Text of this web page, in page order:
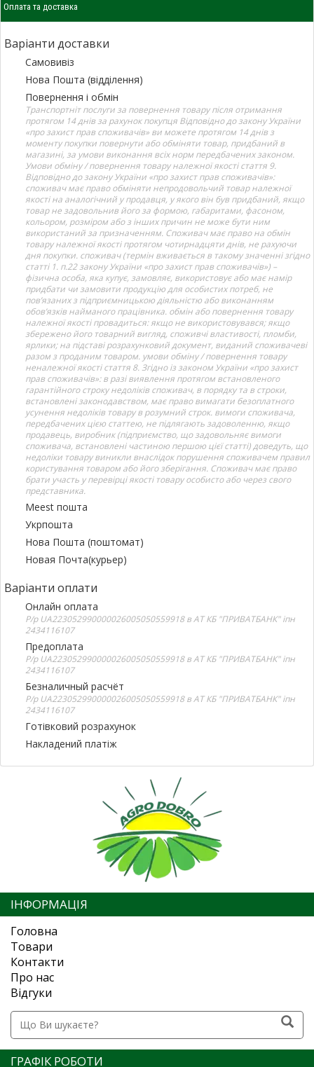
Оплата та доставка
Варіанти доставки
Самовивіз
Нова Пошта (відділення)
Повернення і обмін
Транспортніт послуги за повернення товару після отримання
протягом 14 днів за рахунок покупця Відповідно до закону України
«про захист прав споживачів» ви можете протягом 14 днів з
моменту покупки повернути або обміняти товар, придбаний в
магазині, за умови виконання всіх норм передбачених законом.
Умови обміну / повернення товару належної якості стаття 9.
Відповідно до закону України «про захист прав споживачів»:
споживач має право обміняти непродовольчий товар належної
якості на аналогічний у продавця, у якого він був придбаний, якщо
товар не задовольнив його за формою, габаритами, фасоном,
кольором, розміром або з інших причин не може бути ним
використаний за призначенням. Споживач має право на обмін
товару належної якості протягом чотирнадцяти днів, не рахуючи
дня покупки. споживач (термін вживається в такому значенні згідно
статті 1. п.22 закону України «про захист прав споживачів») –
фізична особа, яка купує, замовляє, використовує або має намір
придбати чи замовити продукцію для особистих потреб, не
пов’язаних з підприємницькою діяльністю або виконанням
обов’язків найманого працівника. обмін або повернення товару
належної якості провадиться: якщо не використовувався; якщо
збережено його товарний вигляд, споживчі властивості, пломби,
ярлики; на підставі розрахунковий документ, виданий споживачеві
разом з проданим товаром. умови обміну / повернення товару
неналежної якості стаття 8. Згідно із законом України «про захист
прав споживачів»: в разі виявлення протягом встановленого
гарантійного строку недоліків споживач, в порядку та в строки,
встановлені законодавством, має право вимагати безоплатного
усунення недоліків товару в розумний строк. вимоги споживача,
передбачених цією статтею, не підлягають задоволенню, якщо
продавець, виробник (підприємство, що задовольняє вимоги
споживача, встановлені частиною першою цієї статті) доведуть, що
недоліки товару виникли внаслідок порушення споживачем правил
користування товаром або його зберігання. Споживач має право
брати участь у перевірці якості товару особисто або через свого
представника.
Meest пошта
Укрпошта
Нова Пошта (поштомат)
Новая Почта(курьер)
Варіанти оплати
Онлайн оплата
Р/р UA223052990000026005050559918 в АТ КБ "ПРИВАТБАНК" іпн
2434116107
Предоплата
Р/р UA223052990000026005050559918 в АТ КБ "ПРИВАТБАНК" іпн
2434116107
Безналичный расчёт
Р/р UA223052990000026005050559918 в АТ КБ "ПРИВАТБАНК" іпн
2434116107
Готівковий розрахунок
Накладений платіж
ІНФОРМАЦІЯ
Головна
Товари
Контакти
Про нас
Відгуки
ГРАФІК РОБОТИ